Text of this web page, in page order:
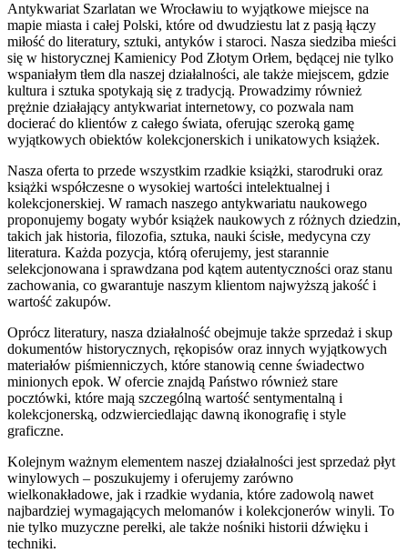
Antykwariat Szarlatan we Wrocławiu to wyjątkowe miejsce na
mapie miasta i całej Polski, które od dwudziestu lat z pasją łączy
miłość do literatury, sztuki, antyków i staroci. Nasza siedziba mieści
się w historycznej Kamienicy Pod Złotym Orłem, będącej nie tylko
wspaniałym tłem dla naszej działalności, ale także miejscem, gdzie
kultura i sztuka spotykają się z tradycją. Prowadzimy również
prężnie działający antykwariat internetowy, co pozwala nam
docierać do klientów z całego świata, oferując szeroką gamę
wyjątkowych obiektów kolekcjonerskich i unikatowych książek.
Nasza oferta to przede wszystkim rzadkie książki, starodruki oraz
książki współczesne o wysokiej wartości intelektualnej i
kolekcjonerskiej. W ramach naszego antykwariatu naukowego
proponujemy bogaty wybór książek naukowych z różnych dziedzin,
takich jak historia, filozofia, sztuka, nauki ścisłe, medycyna czy
literatura. Każda pozycja, którą oferujemy, jest starannie
selekcjonowana i sprawdzana pod kątem autentyczności oraz stanu
zachowania, co gwarantuje naszym klientom najwyższą jakość i
wartość zakupów.
Oprócz literatury, nasza działalność obejmuje także sprzedaż i skup
dokumentów historycznych, rękopisów oraz innych wyjątkowych
materiałów piśmienniczych, które stanowią cenne świadectwo
minionych epok. W ofercie znajdą Państwo również stare
pocztówki, które mają szczególną wartość sentymentalną i
kolekcjonerską, odzwierciedlając dawną ikonografię i style
graficzne.
Kolejnym ważnym elementem naszej działalności jest sprzedaż płyt
winylowych – poszukujemy i oferujemy zarówno
wielkonakładowe, jak i rzadkie wydania, które zadowolą nawet
najbardziej wymagających melomanów i kolekcjonerów winyli. To
nie tylko muzyczne perełki, ale także nośniki historii dźwięku i
techniki.